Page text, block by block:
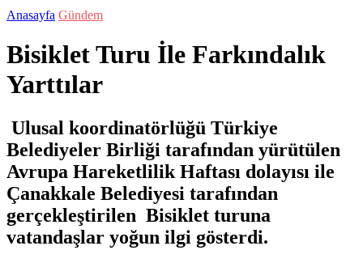
Anasayfa Gündem
Bisiklet Turu İle Farkındalık
Yarttılar
Ulusal koordinatörlüğü Türkiye
Belediyeler Birliği tarafından yürütülen
Avrupa Hareketlilik Haftası dolayısı ile
Çanakkale Belediyesi tarafından
gerçekleştirilen Bisiklet turuna
vatandaşlar yoğun ilgi gösterdi.